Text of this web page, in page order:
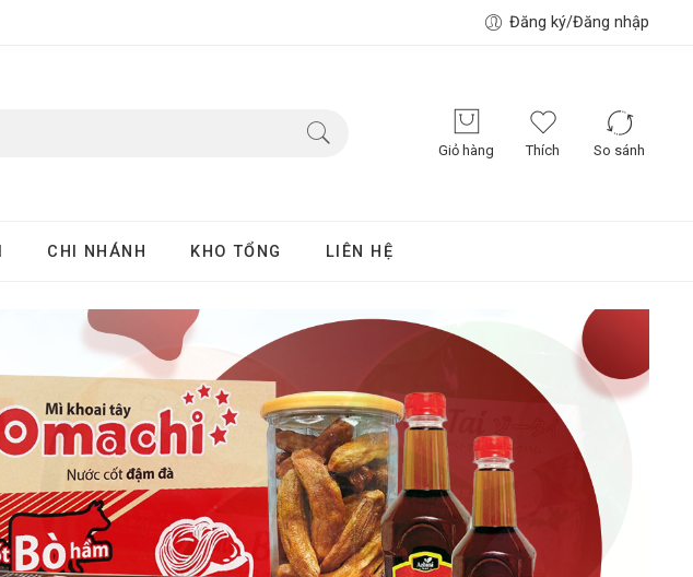
Đăng ký/Đăng nhập
Giỏ hàng Thích So sánh
CHI NHÁNH KHO TỔNG LIÊN HỆ